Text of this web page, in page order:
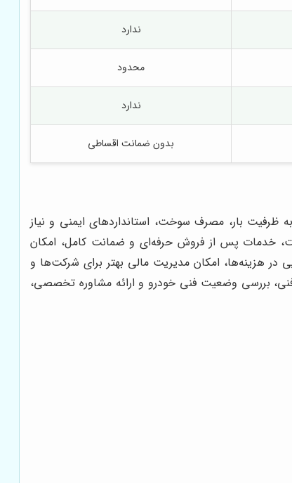
ندارد
محدود
ندارد
بدون ضمانت اقساطی
بار، مصرف سوخت، استانداردهای ایمنی و نیاز
خدمات پس از فروش حرفه‌ای و ضمانت کامل، امکان
هزینه‌ها، امکان مدیریت مالی بهتر برای شرکت‌ها و
بررسی وضعیت فنی خودرو و ارائه مشاوره تخصصی،